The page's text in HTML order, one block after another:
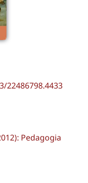
22486798.4433
Pedagogia